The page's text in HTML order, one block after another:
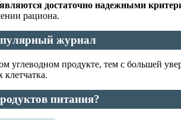
достаточно надежными
рациона.
журнал
углеводном продукте, тем с большей
клетчатка.
питания?